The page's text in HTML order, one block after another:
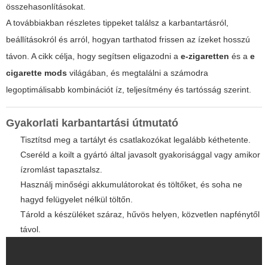
összehasonlításokat.
A továbbiakban részletes tippeket találsz a karbantartásról,
beállításokról és arról, hogyan tarthatod frissen az ízeket hosszú
távon. A cikk célja, hogy segítsen eligazodni a e-zigaretten és a e
cigarette mods világában, és megtalálni a számodra
legoptimálisabb kombinációt íz, teljesítmény és tartósság szerint.
Gyakorlati karbantartási útmutató
Tisztítsd meg a tartályt és csatlakozókat legalább kéthetente.
Cseréld a koilt a gyártó által javasolt gyakorisággal vagy amikor
ízromlást tapasztalsz.
Használj minőségi akkumulátorokat és töltőket, és soha ne
hagyd felügyelet nélkül töltőn.
Tárold a készüléket száraz, hűvös helyen, közvetlen napfénytől
távol.